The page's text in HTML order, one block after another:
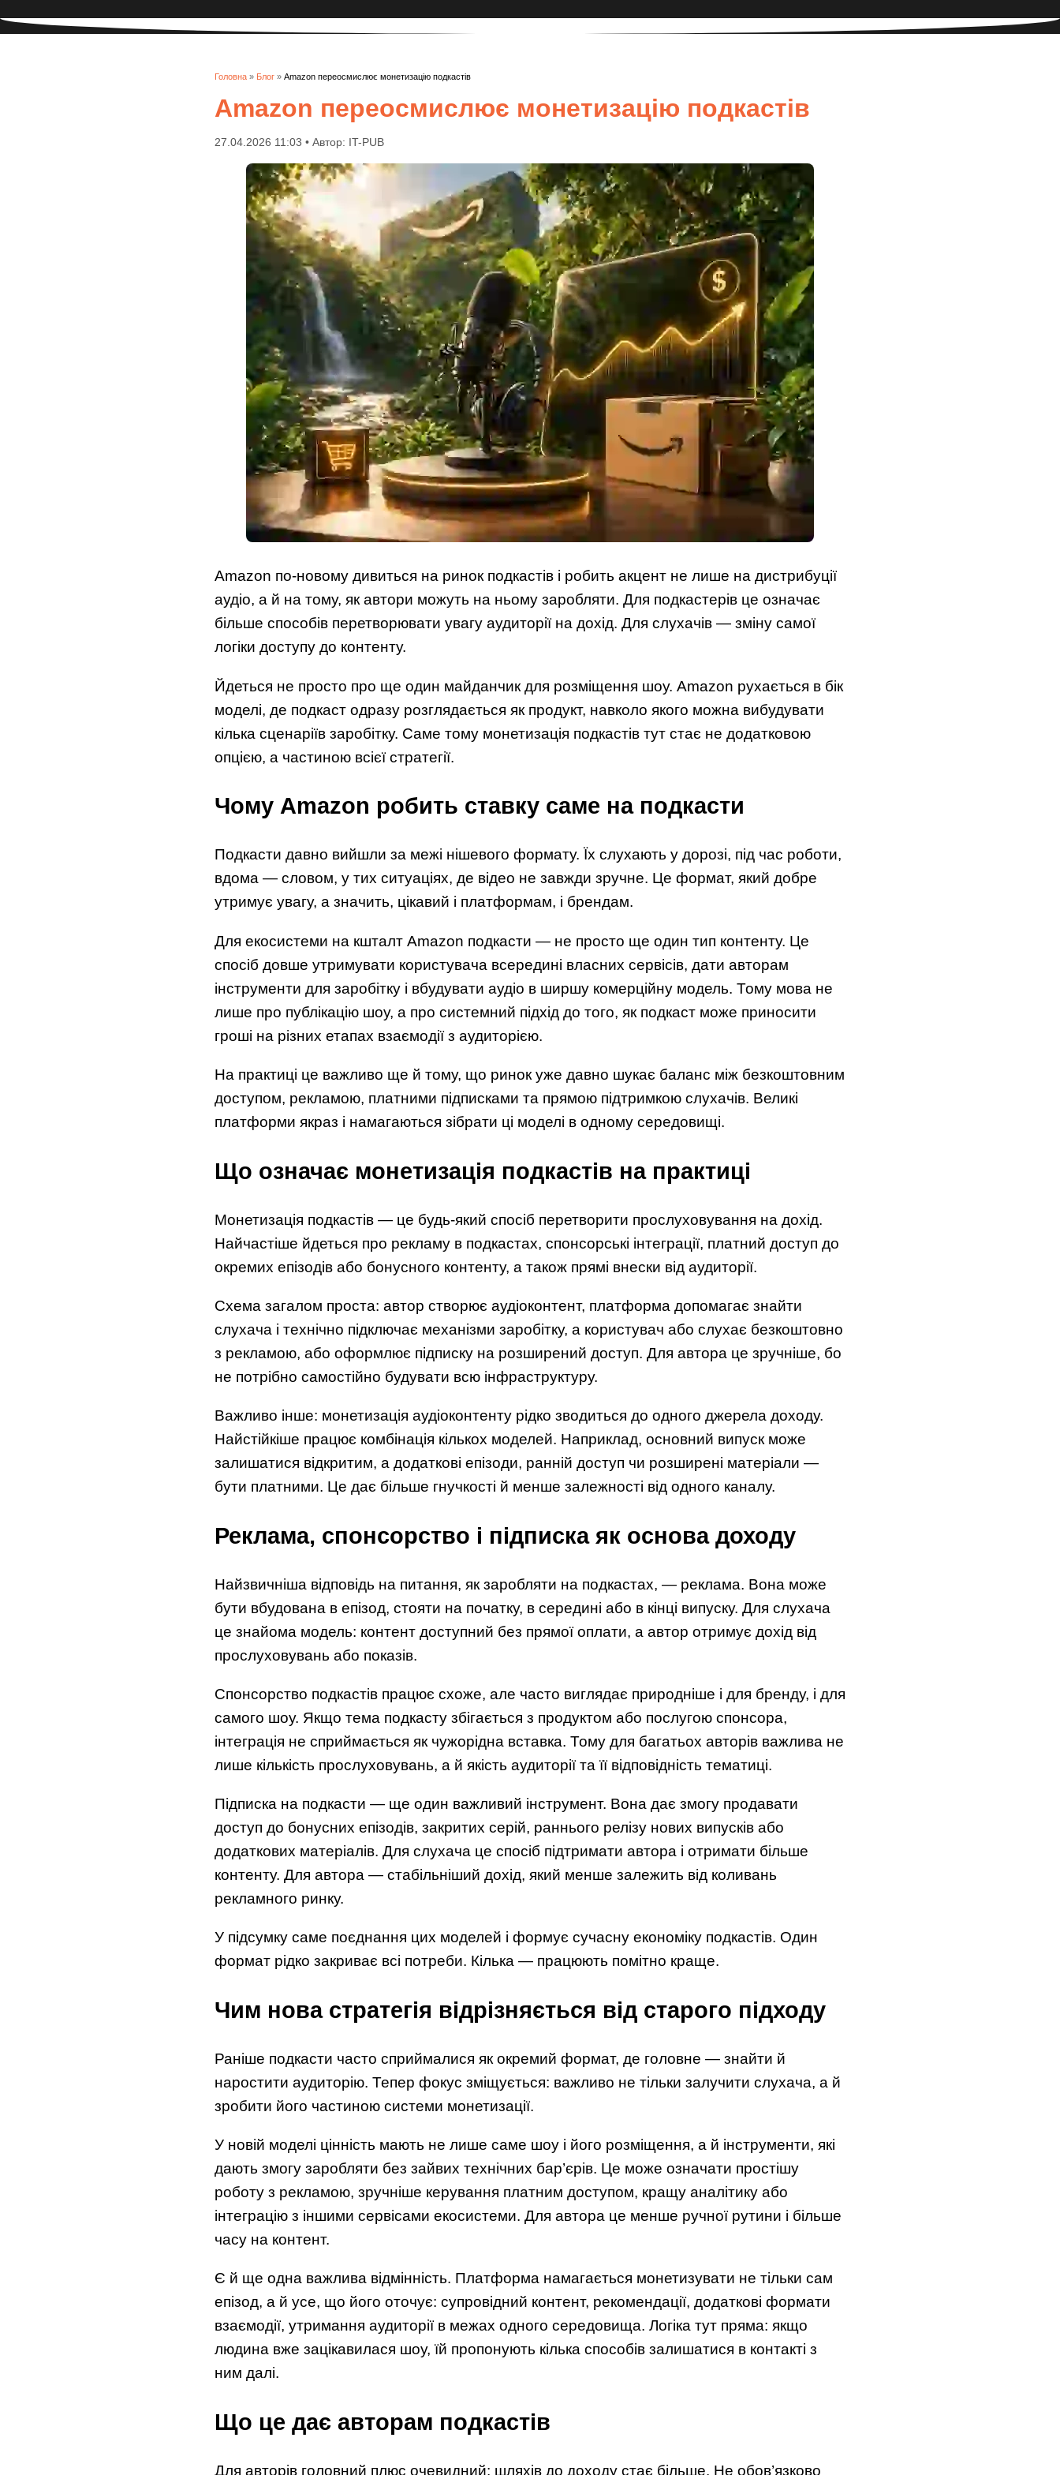
Головна » Блог » Amazon переосмислює монетизацію подкастів
Amazon переосмислює монетизацію подкастів
27.04.2026 11:03 • Автор: IT-PUB
Amazon по-новому дивиться на ринок подкастів і робить акцент не лише на дистрибуції
аудіо, а й на тому, як автори можуть на ньому заробляти. Для подкастерів це означає
більше способів перетворювати увагу аудиторії на дохід. Для слухачів — зміну самої
логіки доступу до контенту.
Йдеться не просто про ще один майданчик для розміщення шоу. Amazon рухається в бік
моделі, де подкаст одразу розглядається як продукт, навколо якого можна вибудувати
кілька сценаріїв заробітку. Саме тому монетизація подкастів тут стає не додатковою
опцією, а частиною всієї стратегії.
Чому Amazon робить ставку саме на подкасти
Подкасти давно вийшли за межі нішевого формату. Їх слухають у дорозі, під час роботи,
вдома — словом, у тих ситуаціях, де відео не завжди зручне. Це формат, який добре
утримує увагу, а значить, цікавий і платформам, і брендам.
Для екосистеми на кшталт Amazon подкасти — не просто ще один тип контенту. Це
спосіб довше утримувати користувача всередині власних сервісів, дати авторам
інструменти для заробітку і вбудувати аудіо в ширшу комерційну модель. Тому мова не
лише про публікацію шоу, а про системний підхід до того, як подкаст може приносити
гроші на різних етапах взаємодії з аудиторією.
На практиці це важливо ще й тому, що ринок уже давно шукає баланс між безкоштовним
доступом, рекламою, платними підписками та прямою підтримкою слухачів. Великі
платформи якраз і намагаються зібрати ці моделі в одному середовищі.
Що означає монетизація подкастів на практиці
Монетизація подкастів — це будь-який спосіб перетворити прослуховування на дохід.
Найчастіше йдеться про рекламу в подкастах, спонсорські інтеграції, платний доступ до
окремих епізодів або бонусного контенту, а також прямі внески від аудиторії.
Схема загалом проста: автор створює аудіоконтент, платформа допомагає знайти
слухача і технічно підключає механізми заробітку, а користувач або слухає безкоштовно
з рекламою, або оформлює підписку на розширений доступ. Для автора це зручніше, бо
не потрібно самостійно будувати всю інфраструктуру.
Важливо інше: монетизація аудіоконтенту рідко зводиться до одного джерела доходу.
Найстійкіше працює комбінація кількох моделей. Наприклад, основний випуск може
залишатися відкритим, а додаткові епізоди, ранній доступ чи розширені матеріали —
бути платними. Це дає більше гнучкості й менше залежності від одного каналу.
Реклама, спонсорство і підписка як основа доходу
Найзвичніша відповідь на питання, як заробляти на подкастах, — реклама. Вона може
бути вбудована в епізод, стояти на початку, в середині або в кінці випуску. Для слухача
це знайома модель: контент доступний без прямої оплати, а автор отримує дохід від
прослуховувань або показів.
Спонсорство подкастів працює схоже, але часто виглядає природніше і для бренду, і для
самого шоу. Якщо тема подкасту збігається з продуктом або послугою спонсора,
інтеграція не сприймається як чужорідна вставка. Тому для багатьох авторів важлива не
лише кількість прослуховувань, а й якість аудиторії та її відповідність тематиці.
Підписка на подкасти — ще один важливий інструмент. Вона дає змогу продавати
доступ до бонусних епізодів, закритих серій, раннього релізу нових випусків або
додаткових матеріалів. Для слухача це спосіб підтримати автора і отримати більше
контенту. Для автора — стабільніший дохід, який менше залежить від коливань
рекламного ринку.
У підсумку саме поєднання цих моделей і формує сучасну економіку подкастів. Один
формат рідко закриває всі потреби. Кілька — працюють помітно краще.
Чим нова стратегія відрізняється від старого підходу
Раніше подкасти часто сприймалися як окремий формат, де головне — знайти й
наростити аудиторію. Тепер фокус зміщується: важливо не тільки залучити слухача, а й
зробити його частиною системи монетизації.
У новій моделі цінність мають не лише саме шоу і його розміщення, а й інструменти, які
дають змогу заробляти без зайвих технічних бар’єрів. Це може означати простішу
роботу з рекламою, зручніше керування платним доступом, кращу аналітику або
інтеграцію з іншими сервісами екосистеми. Для автора це менше ручної рутини і більше
часу на контент.
Є й ще одна важлива відмінність. Платформа намагається монетизувати не тільки сам
епізод, а й усе, що його оточує: супровідний контент, рекомендації, додаткові формати
взаємодії, утримання аудиторії в межах одного середовища. Логіка тут пряма: якщо
людина вже зацікавилася шоу, їй пропонують кілька способів залишатися в контакті з
ним далі.
Що це дає авторам подкастів
Для авторів головний плюс очевидний: шляхів до доходу стає більше. Не обов’язково